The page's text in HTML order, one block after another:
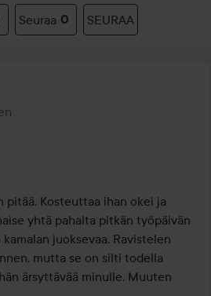
Seuraa 0 SEURAA
vuotta sitten
pitää. Kosteuttaa ihan okei ja
yhtä pahalta pitkän työpäivän
juoksevaa. Ravistelen
mutta se on silti todella
ärsyttävää minulle. Muuten